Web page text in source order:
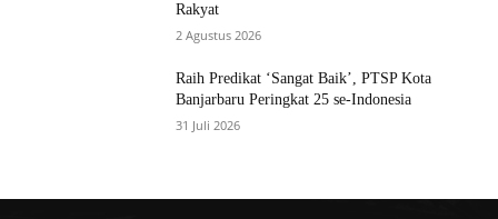
Rakyat
2 Agustus 2026
Raih Predikat ‘Sangat Baik’, PTSP Kota
Banjarbaru Peringkat 25 se-Indonesia
31 Juli 2026